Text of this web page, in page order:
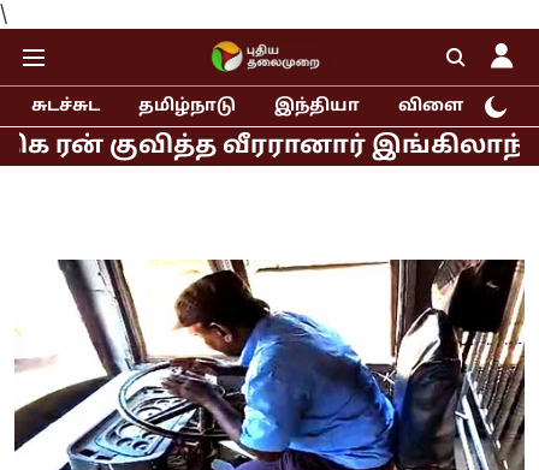
\
சுடச்சுட தமிழ்நாடு இந்தியா விளையாட்டு
வீரரானார் இங்கிலாந்து ஜோஸ்